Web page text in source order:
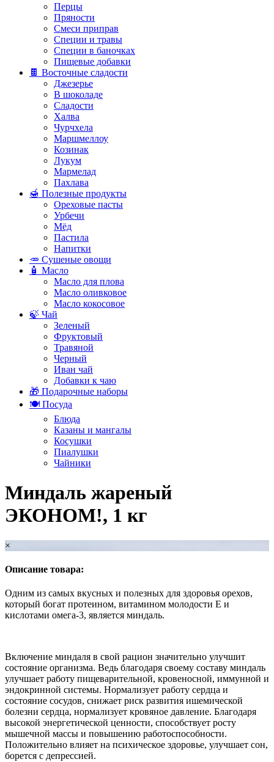
Перцы
Пряности
Смеси приправ
Специи и травы
Специи в баночках
Пищевые добавки
🍫 Восточные сладости
Джезерье
В шоколаде
Сладости
Халва
Чурчхела
Маршмеллоу
Козинак
Лукум
Мармелад
Пахлава
🍯 Полезные продукты
Ореховые пасты
Урбечи
Мёд
Пастила
Напитки
🥕 Сушеные овощи
🧴 Масло
Масло для плова
Масло оливковое
Масло кокосовое
🍃 Чай
Зеленый
Фруктовый
Травяной
Черный
Иван чай
Добавки к чаю
🎁 Подарочные наборы
🍽️ Посуда
Блюда
Казаны и мангалы
Косушки
Пиалушки
Чайники
Миндаль жареный
ЭКОНОМ!, 1 кг
×
Описание товара:
Одним из самых вкусных и полезных для здоровья орехов,
который богат протеином, витамином молодости E и
кислотами омега-3, является миндаль.
Включение миндаля в свой рацион значительно улучшит
состояние организма. Ведь благодаря своему составу миндаль
улучшает работу пищеварительной, кровеносной, иммунной и
эндокринной системы. Нормализует работу сердца и
состояние сосудов, снижает риск развития ишемической
болезни сердца, нормализует кровяное давление. Благодаря
высокой энергетической ценности, способствует росту
мышечной массы и повышению работоспособности.
Положительно влияет на психическое здоровье, улучшает сон,
борется с депрессией.